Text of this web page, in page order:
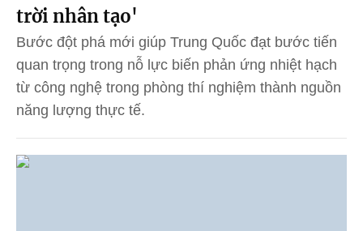
trời nhân tạo'
Bước đột phá mới giúp Trung Quốc đạt bước tiến
quan trọng trong nỗ lực biến phản ứng nhiệt hạch
từ công nghệ trong phòng thí nghiệm thành nguồn
năng lượng thực tế.